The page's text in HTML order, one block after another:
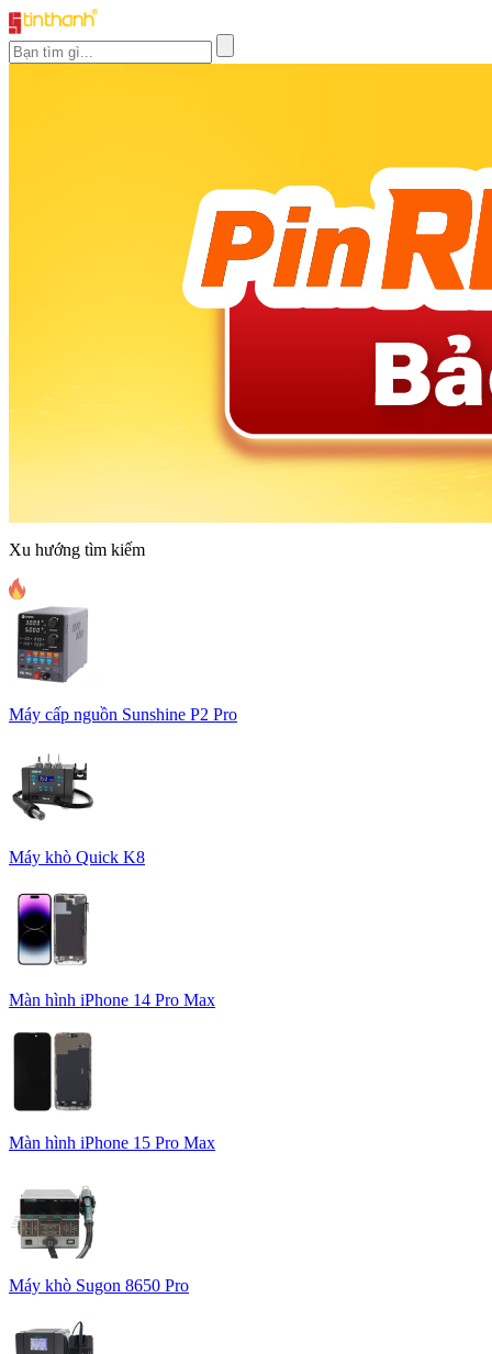
Xu hướng tìm kiếm
Máy cấp nguồn Sunshine P2 Pro
Máy khò Quick K8
Màn hình iPhone 14 Pro Max
Màn hình iPhone 15 Pro Max
Máy khò Sugon 8650 Pro